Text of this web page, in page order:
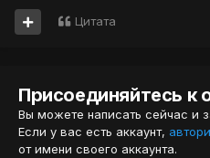
Цитата
Присоединяйтесь к
Вы можете написать сейчас и
Если у вас есть аккаунт,
от имени своего аккаунта.